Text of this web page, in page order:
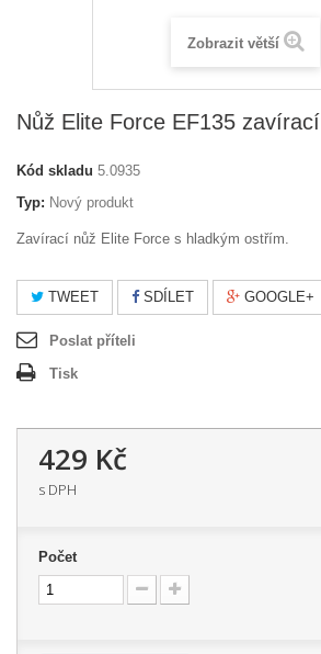
Zobrazit větší
Nůž Elite Force EF135 zavírací
Kód skladu 5.0935
Typ: Nový produkt
Zavírací nůž Elite Force s hladkým ostřím.
TWEET SDÍLET GOOGLE+
Poslat příteli
Tisk
429 Kč
s DPH
Počet